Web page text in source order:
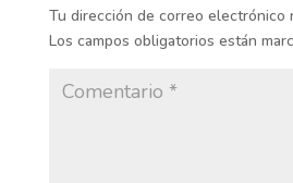
Tu dirección de correo electrónico
Los campos obligatorios están